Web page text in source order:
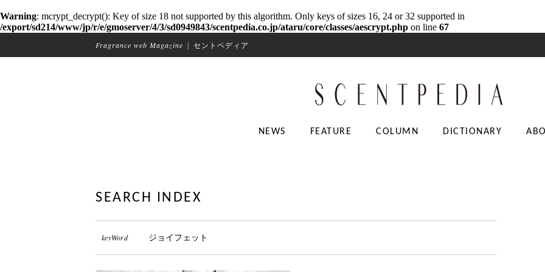
Warning: mcrypt_decrypt(): Key of size 18 not supported by this algorithm. Only keys of sizes 16, 24 or 32 supported in
/export/sd214/www/jp/r/e/gmoserver/4/3/sd0949843/scentpedia.co.jp/ataru/core/classes/aescrypt.php on line 67
Fragrance web Magazine セントペディア
NEWS FEATURE COLUMN DICTIONARY
SEARCH INDEX
keyWord ジョイフェット